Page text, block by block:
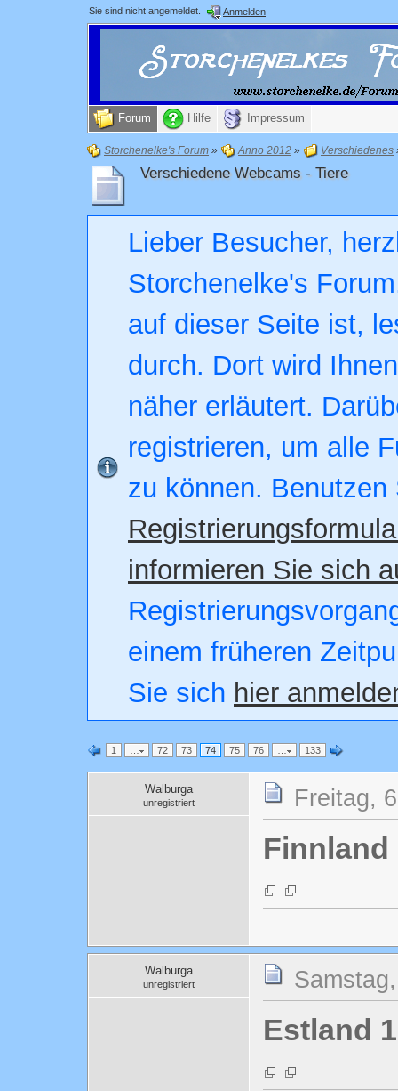
Sie sind nicht angemeldet. Anmelden
Forum Hilfe Impressum
Storchenelke's Forum » Anno 2012 » Verschiedenes
Verschiedene Webcams - Tiere
Lieber Besucher,
Storchenelke's
auf dieser Seite ist,
durch. Dort wird
näher erläutert.
registrieren, um alle
zu können. Benutzen
informieren Sie sich
einem früheren
Sie sich hier
1 … 72 73 74 75 76 … 133
Walburga
unregistriert Freitag,
Finnland
Walburga
unregistriert
Estland 1